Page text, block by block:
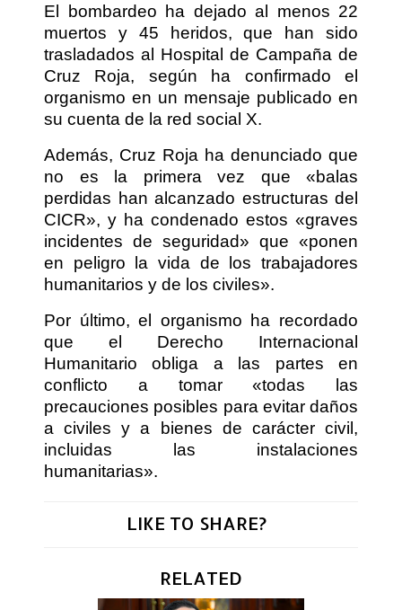
El bombardeo ha dejado al menos 22
muertos y 45 heridos, que han sido
trasladados al Hospital de Campaña de
Cruz Roja, según ha confirmado el
organismo en un mensaje publicado en
su cuenta de la red social X.
Además, Cruz Roja ha denunciado que
no es la primera vez que «balas
perdidas han alcanzado estructuras del
CICR», y ha condenado estos «graves
incidentes de seguridad» que «ponen
en peligro la vida de los trabajadores
humanitarios y de los civiles».
Por último, el organismo ha recordado
que el Derecho Internacional
Humanitario obliga a las partes en
conflicto a tomar «todas las
precauciones posibles para evitar daños
a civiles y a bienes de carácter civil,
incluidas las instalaciones
humanitarias».
LIKE TO SHARE?
RELATED